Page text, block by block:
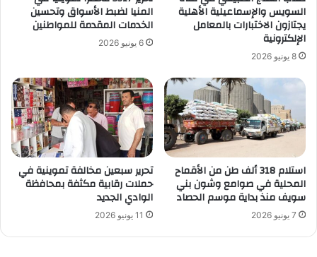
السويس والإسماعيلية الأهلية
يجتازون الاختبارات بالمعامل
الإلكترونية
8 يونيو 2026
المنيا لضبط الأسواق وتحسين
الخدمات المقدمة للمواطنين
6 يونيو 2026
استلام 318 ألف طن من الأقماح
المحلية في صوامع وشون بني
سويف منذ بداية موسم الحصاد
7 يونيو 2026
تحرير سبعين مخالفة تموينية في
حملات رقابية مكثفة بمحافظة
الوادي الجديد
11 يونيو 2026